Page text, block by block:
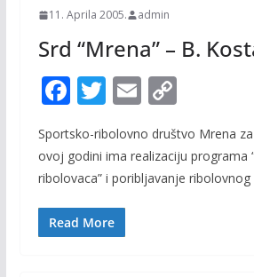
11. Aprila 2005. admin
Srd “Mrena” – B.
F
ac
e
b
o
o
T
w
itt
er
E
m
ai
l
C
p
y
Sportsko-ribolovno društvo Mrena
ovoj godini ima realizaciju programa
ribolovaca” i poribljavanje
Read More